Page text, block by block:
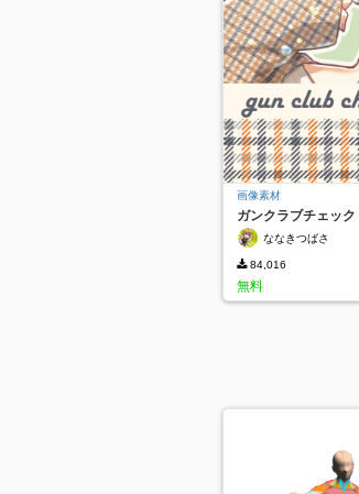
画像素材
ガンクラブチェック
ななきつばさ
84,016
無料